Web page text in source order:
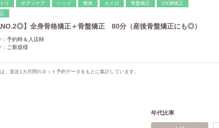
リ ボディケア ヘッド 整体 カイロ 骨盤矯正
OX脚矯正
NO.2◎】全身骨格矯正＋骨盤矯正 80分（産後骨盤矯正にも◎）
予約時＆入店時
ご新規様
、直近1カ月間のネット予約データをもとに集計しています。
年代比率